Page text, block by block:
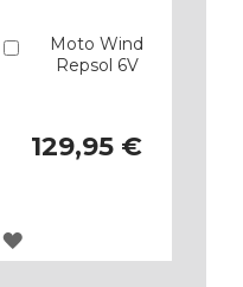
Moto Wind
Repsol 6V
129,95 €
Añadir
AGREGAR